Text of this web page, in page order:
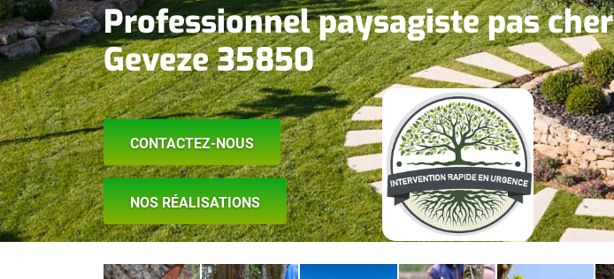
Professionnel paysagiste pas cher
Geveze 35850
CONTACTEZ-NOUS
NOS RÉALISATIONS